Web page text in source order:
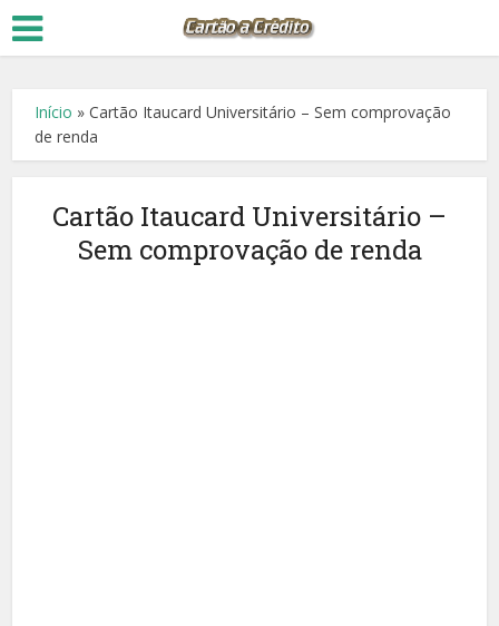
Início »Cartão Itaucard Universitário – Sem comprovação
de renda
Cartão Itaucard Universitário –
Sem comprovação de renda